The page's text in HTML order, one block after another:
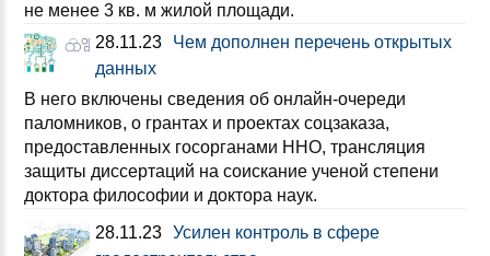
не менее 3 кв. м жилой площади.
28.11.23
Чем дополнен перечень открытых
данных
В него включены сведения об онлайн-очереди
паломников, о грантах и проектах соцзаказа,
предоставленных госорганами ННО, трансляция
защиты диссертаций на соискание ученой степени
доктора философии и доктора наук.
28.11.23 Усилен контроль в сфере